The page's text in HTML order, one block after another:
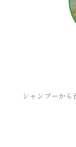
シャンプーから